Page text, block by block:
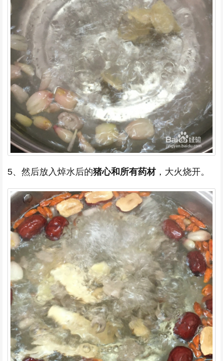
5、然后放入焯水后的猪心和所有药材，大火烧开。